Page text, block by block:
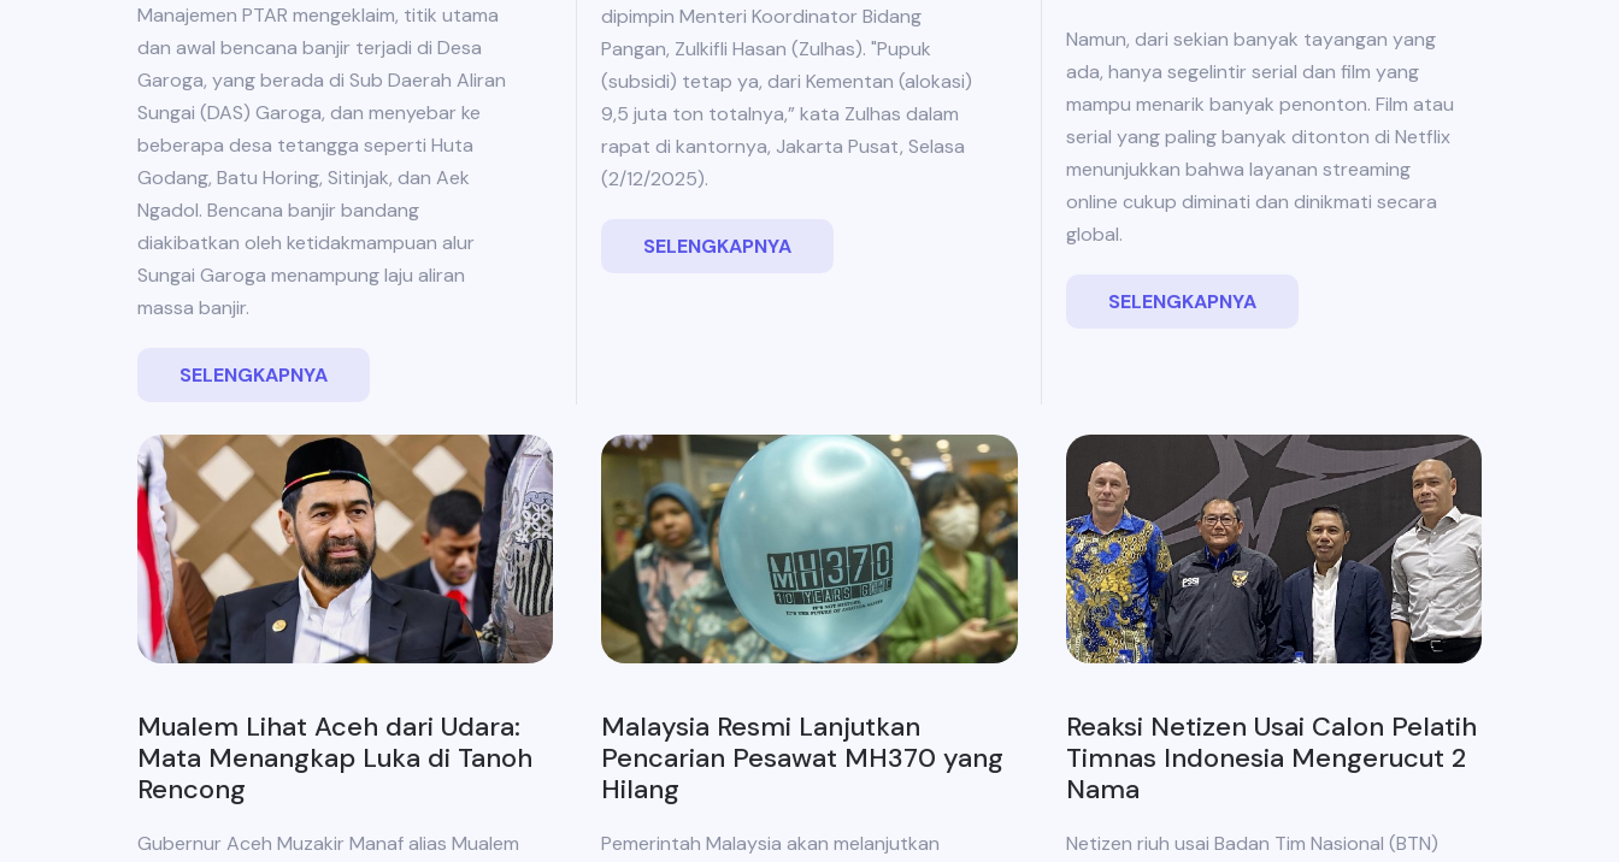
Manajemen PTAR mengeklaim, titik utama
dan awal bencana banjir terjadi di Desa
Garoga, yang berada di Sub Daerah Aliran
Sungai (DAS) Garoga, dan menyebar ke
beberapa desa tetangga seperti Huta
Godang, Batu Horing, Sitinjak, dan Aek
Ngadol. Bencana banjir bandang
diakibatkan oleh ketidakmampuan alur
Sungai Garoga menampung laju aliran
massa banjir.
SELENGKAPNYA
dipimpin Menteri Koordinator Bidang
Pangan, Zulkifli Hasan (Zulhas). "Pupuk
(subsidi) tetap ya, dari Kementan (alokasi)
9,5 juta ton totalnya,” kata Zulhas dalam
rapat di kantornya, Jakarta Pusat, Selasa
(2/12/2025).
SELENGKAPNYA
Namun, dari sekian banyak tayangan yang
ada, hanya segelintir serial dan film yang
mampu menarik banyak penonton. Film atau
serial yang paling banyak ditonton di Netflix
menunjukkan bahwa layanan streaming
online cukup diminati dan dinikmati secara
global.
SELENGKAPNYA
Mualem Lihat Aceh dari Udara:
Mata Menangkap Luka di Tanoh
Rencong
Gubernur Aceh Muzakir Manaf alias Mualem
Malaysia Resmi Lanjutkan
Pencarian Pesawat MH370 yang
Hilang
Pemerintah Malaysia akan melanjutkan
Reaksi Netizen Usai Calon Pelatih
Timnas Indonesia Mengerucut 2
Nama
Netizen riuh usai Badan Tim Nasional (BTN)